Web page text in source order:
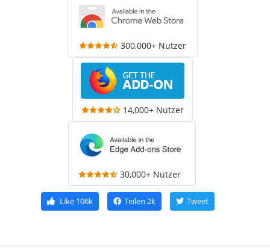
300,000+ Nutzer
14,000+ Nutzer
30,000+ Nutzer
Like 106k Teilen 2k Tweet